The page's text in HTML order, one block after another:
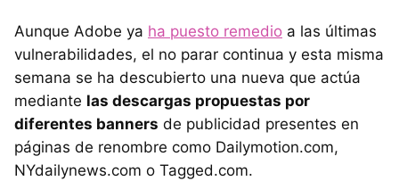
Aunque Adobe ya ha puesto remedio a las últimas
vulnerabilidades, el no parar continua y esta misma
semana se ha descubierto una nueva que actúa
mediante las descargas propuestas por
diferentes banners de publicidad presentes en
páginas de renombre como Dailymotion.com,
NYdailynews.com o Tagged.com.